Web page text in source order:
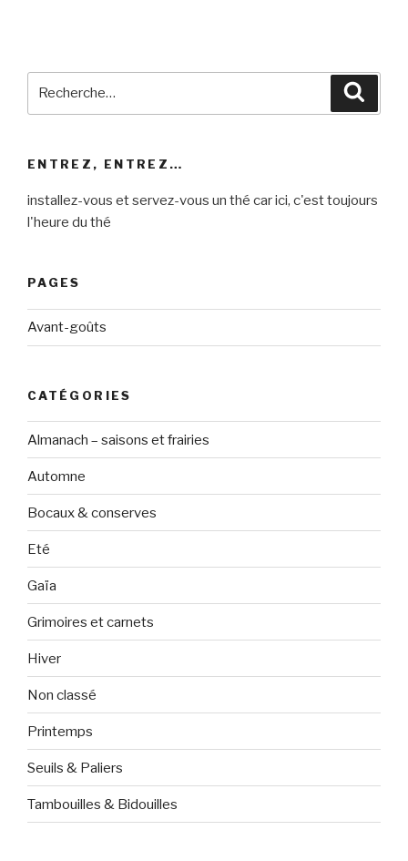
ENTREZ, ENTREZ…
installez-vous et servez-vous un thé car ici, c'est toujours
l'heure du thé
PAGES
Avant-goûts
CATÉGORIES
Almanach – saisons et frairies
Automne
Bocaux & conserves
Eté
Gaïa
Grimoires et carnets
Hiver
Non classé
Printemps
Seuils & Paliers
Tambouilles & Bidouilles